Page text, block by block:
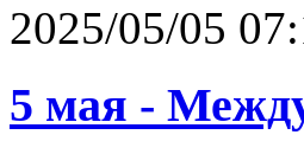
2025/05/05
5 мая -